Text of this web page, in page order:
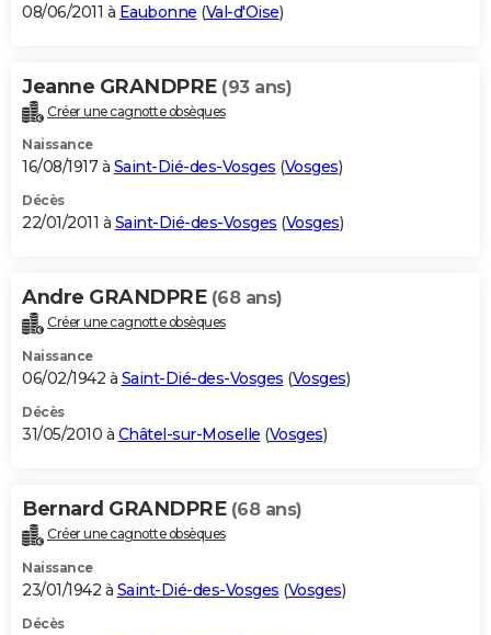
08/06/2011 à Eaubonne (Val-d'Oise)
Jeanne GRANDPRE (93 ans)
Créer une cagnotte obsèques
Naissance
16/08/1917 à Saint-Dié-des-Vosges (Vosges)
Décès
22/01/2011 à Saint-Dié-des-Vosges (Vosges)
Andre GRANDPRE (68 ans)
Créer une cagnotte obsèques
Naissance
06/02/1942 à Saint-Dié-des-Vosges (Vosges)
Décès
31/05/2010 à Châtel-sur-Moselle (Vosges)
Bernard GRANDPRE (68 ans)
Créer une cagnotte obsèques
Naissance
23/01/1942 à Saint-Dié-des-Vosges (Vosges)
Décès